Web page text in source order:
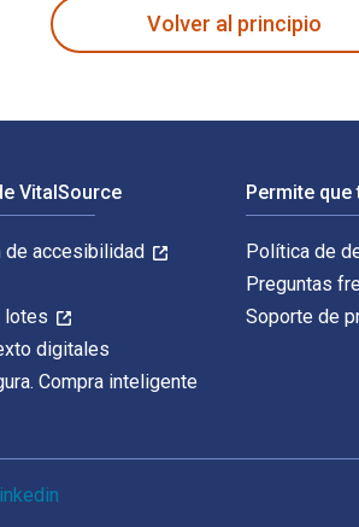
Volver al principio
VitalSource
de accesibilidad
lotes
digitales
Compra inteligente
Permite que
Política de
Preguntas
Soporte de